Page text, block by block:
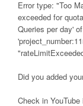
Error type: "Too
exceeded for
Queries per day'
Did you added
Check in